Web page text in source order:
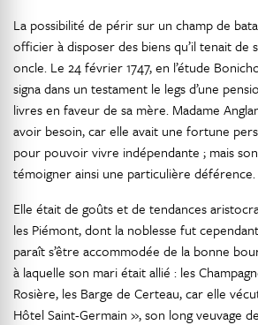
La possibilité de périr sur un champ de
officier à disposer des biens qu’il tenait de
oncle. Le 24 février 1747, en l’étude
signa dans un testament le legs d’une
livres en faveur de sa mère. Madame
avoir besoin, car elle avait une fortune
pour pouvoir vivre indépendante ; mais
témoigner ainsi une particulière déférence.
Elle était de goûts et de tendances
les Piémont, dont la noblesse fut
paraît s’être accommodée de la bonne
à laquelle son mari était allié : les
Rosière, les Barge de Certeau, car elle
Hôtel Saint-Germain », son long veuvage